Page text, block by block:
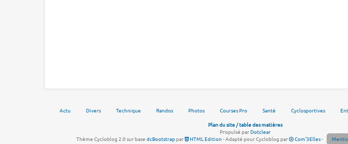
Actu Divers Technique Randos Photos Courses Pro Santé Cyclosportives
Plan du site / table des matières
Propulsé parDotclear
Thème Cycloblog 2.0 sur base dcBootstrappar HTML Edition - Adapté pour Cycloblog par Com'3Elles-